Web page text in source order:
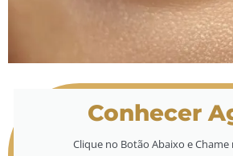
Conhecer
Clique no Botão Abaixo e